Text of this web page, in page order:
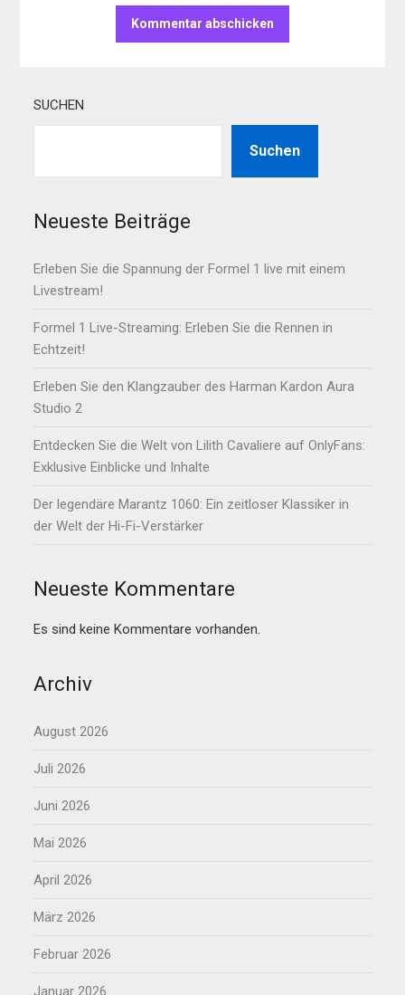
SUCHEN
Suchen
Neueste Beiträge
Erleben Sie die Spannung der Formel 1 live mit einem
Livestream!
Formel 1 Live-Streaming: Erleben Sie die Rennen in
Echtzeit!
Erleben Sie den Klangzauber des Harman Kardon Aura
Studio 2
Entdecken Sie die Welt von Lilith Cavaliere auf OnlyFans:
Exklusive Einblicke und Inhalte
Der legendäre Marantz 1060: Ein zeitloser Klassiker in
der Welt der Hi-Fi-Verstärker
Neueste Kommentare
Es sind keine Kommentare vorhanden.
Archiv
August 2026
Juli 2026
Juni 2026
Mai 2026
April 2026
März 2026
Februar 2026
Januar 2026